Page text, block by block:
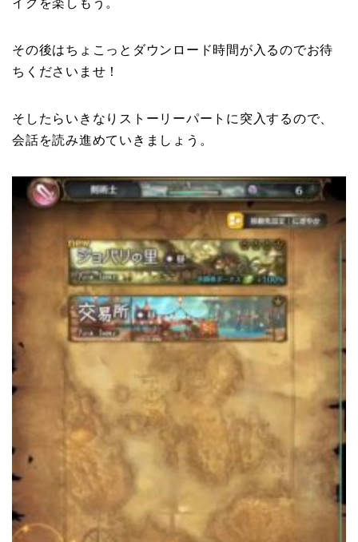
その後はちょこっとダウンロード時間が入るのでお待
ちくださいませ！
そしたらいきなりストーリーパートに突入するので、
会話を読み進めていきましょう。